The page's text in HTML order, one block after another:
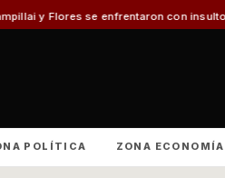
enfrentaron con insultos personales
POLÍTICA ZONA ECONOMÍA